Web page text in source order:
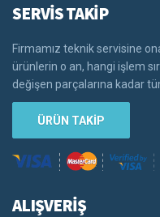
SERVİS TAKİP
Firmamız teknik servisine
ürünlerin o an, hangi işlem
değişen parçalarına kadar
ÜRÜN TAKİP
ALIŞVERİŞ